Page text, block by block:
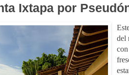
Ixtapa por
del